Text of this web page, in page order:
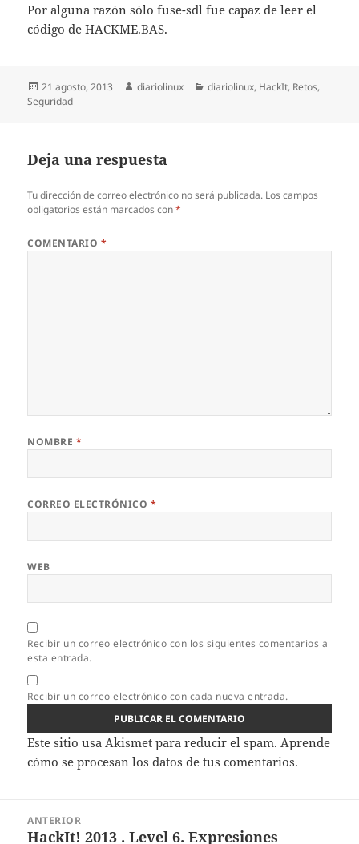
Por alguna razón sólo fuse-sdl fue capaz de leer el
código de HACKME.BAS.
Publicado
el
21 agosto, 2013 Autor
diariolinux Categorías
diariolinux, HackIt, Retos,
Seguridad
Deja una respuesta
Tu dirección de correo electrónico no será publicada. Los campos
obligatorios están marcados con*
COMENTARIO *
NOMBRE *
CORREO ELECTRÓNICO *
WEB
Recibir un correo electrónico con los siguientes comentarios a
esta entrada.
Recibir un correo electrónico con cada nueva entrada.
Este sitio usa Akismet para reducir el spam.Aprende
cómo se procesan los datos de tus comentarios.
ANTERIOR
Entrada
HackIt! 2013 . Level 6. Expresiones